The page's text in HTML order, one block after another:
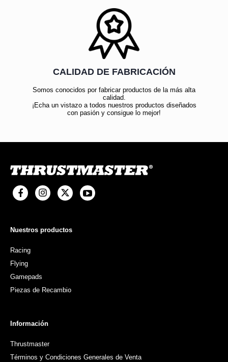
CALIDAD DE FABRICACIÓN
Somos conocidos por fabricar productos de la más alta
calidad.
¡Echa un vistazo a todos nuestros productos diseñados
con pasión y consigue lo mejor!
Nuestros productos
Racing
Flying
Gamepads
Piezas de Recambio
Información
Thrustmaster
Términos y Condiciones Generales de Venta